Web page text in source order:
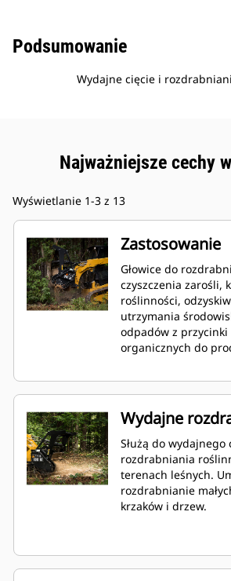
Podsumowanie
Wydajne cięcie i
Najważniejsze cechy
Wyświetlanie 1-3 z 13
Zastosowanie
Głowice do
czyszczenia zarośli,
roślinności,
utrzymania
odpadów z
organicznych do
Wydajne
Służą do wydajnego
rozdrabniania
terenach leśnych.
rozdrabnianie
krzaków i drzew.